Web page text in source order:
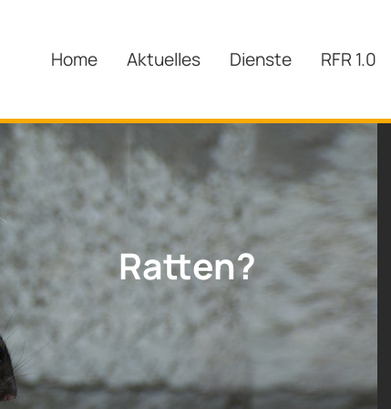
Home Aktuelles Dienste RFR 1.0
Ratten?